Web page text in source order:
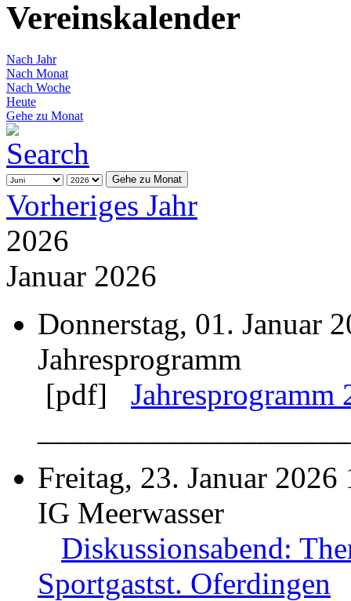
Vereinskalender
Nach Jahr
Nach Monat
Nach Woche
Heute
Gehe zu Monat
Gehe zu Monat
Vorheriges Jahr
2026
Januar 2026
Donnerstag, 01. Januar
Jahresprogramm
[pdf] Jahresprogramm
Freitag, 23. Januar 2026
IG Meerwasser
Diskussionsabend:
Sportgastst. Oferdingen